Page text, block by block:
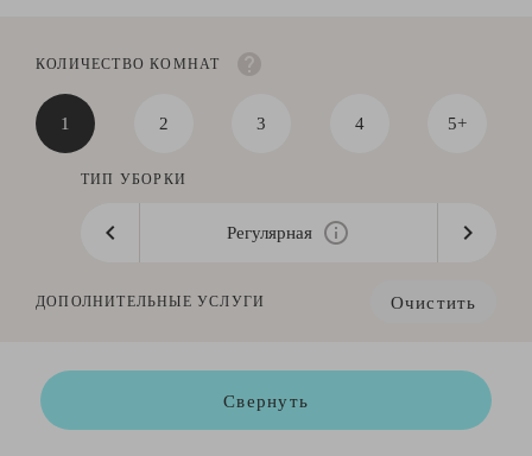
КОЛИЧЕСТВО КОМНАТ
1 2 3 4 5+
ТИП УБОРКИ
Регулярная
ДОПОЛНИТЕЛЬНЫЕ УСЛУГИ Очистить
Свернуть